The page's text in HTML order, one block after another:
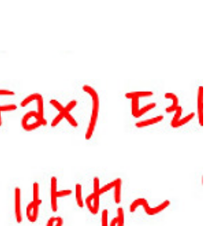
터 서버 설치프로그램을 이용하지
린터를 잡아보자. 윈도우7 이라고
PU201 1포트(USB포트)인 프린
K8600 프린터를 IP 네트워크 프린
터 서버의 타입은 USB이다. [ ZOT
러면 윈도우7에서 IP 네트워크 프